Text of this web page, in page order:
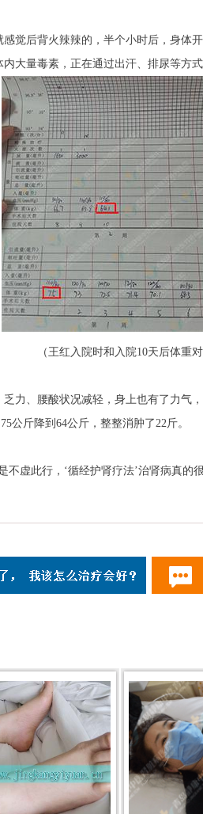
后背火辣辣的，半个小时后，身体
大量毒素，正在通过出汗、排尿等方式
（王红入院时和入院10天后体重对
、腰酸状况减轻，身上也有了力气
公斤降到64公斤，整整消肿了22斤。
虚此行，‘循经护肾疗法’治肾病真的